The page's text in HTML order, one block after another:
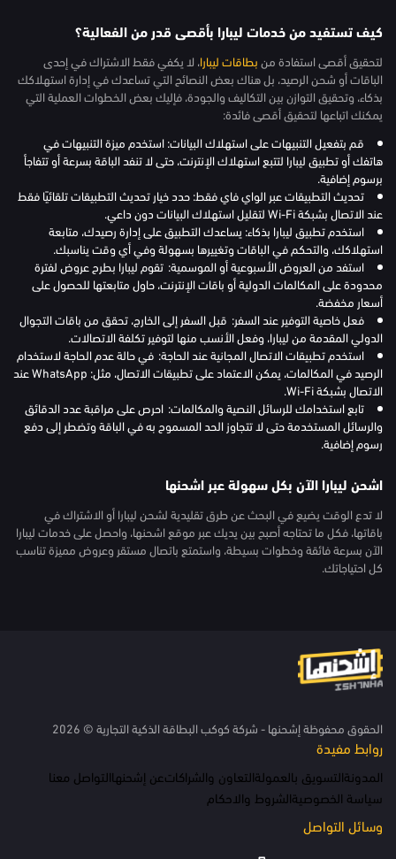
كيف تستفيد من خدمات ليبارا بأقصى قدر من الفعالية؟
لتحقيق أقصى استفادة منبطاقات ليبارا، لا يكفي فقط الاشتراك في إحدى
الباقات أو شحن الرصيد، بل هناك بعض النصائح التي تساعدك في إدارة استهلاكك
بذكاء، وتحقيق التوازن بين التكاليف والجودة، فإليك بعض الخطوات العملية التي
يمكنك اتباعها لتحقيق أقصى فائدة:
قم بتفعيل التنبيهات على استهلاك البيانات: استخدم ميزة التنبيهات في
هاتفك أو تطبيق ليبارا لتتبع استهلاك الإنترنت، حتى لا تنفد الباقة بسرعة أو تتفاجأ
برسوم إضافية.
تحديث التطبيقات عبر الواي فاي فقط: حدد خيار تحديث التطبيقات تلقائيًا فقط
عند الاتصال بشبكة Wi-Fi لتقليل استهلاك البيانات دون داعي.
استخدم تطبيق ليبارا بذكاء: يساعدك التطبيق على إدارة رصيدك، متابعة
استهلاكك، والتحكم في الباقات وتغييرها بسهولة وفي أي وقت يناسبك.
استفد من العروض الأسبوعية أو الموسمية: تقوم ليبارا بطرح عروض لفترة
محدودة على المكالمات الدولية أو باقات الإنترنت، حاول متابعتها للحصول على
أسعار مخفضة.
فعل خاصية التوفير عند السفر: قبل السفر إلى الخارج، تحقق من باقات التجوال
الدولي المقدمة من ليبارا، وفعل الأنسب منها لتوفير تكلفة الاتصالات.
استخدم تطبيقات الاتصال المجانية عند الحاجة: في حالة عدم الحاجة لاستخدام
الرصيد في المكالمات، يمكن الاعتماد على تطبيقات الاتصال، مثل: WhatsApp عند
الاتصال بشبكة Wi-Fi.
تابع استخدامك للرسائل النصية والمكالمات: احرص على مراقبة عدد الدقائق
والرسائل المستخدمة حتى لا تتجاوز الحد المسموح به في الباقة وتضطر إلى دفع
رسوم إضافية.
اشحن ليبارا الآن بكل سهولة عبر اشحنها
لا تدع الوقت يضيع في البحث عن طرق تقليدية لشحن ليبارا أو الاشتراك في
باقاتها، فكل ما تحتاجه أصبح بين يديك عبر موقع اشحنها، واحصل على خدمات ليبارا
الآن بسرعة فائقة وخطوات بسيطة، واستمتع باتصال مستقر وعروض مميزة تناسب
كل احتياجاتك.
الحقوق محفوظة إشحنها - شركة كوكب البطاقة الذكية التجارية © 2026
روابط مفيدة
المدونةالتسويق بالعمولةالتعاون والشراكاتعن إشحنهاالتواصل معنا
سياسة الخصوصيةالشروط والاحكام
وسائل التواصل